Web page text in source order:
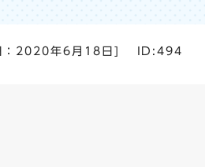
2020年6月18日 ID:494